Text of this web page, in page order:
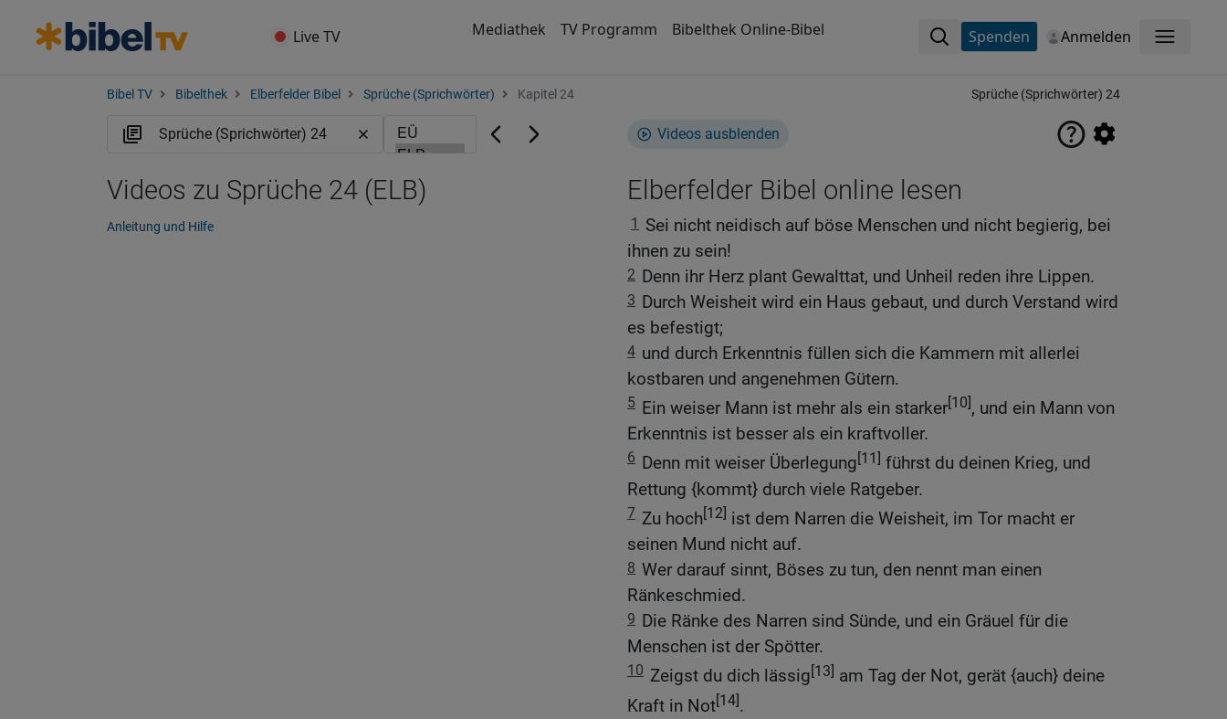
Live TV Mediathek TV Programm Bibelthek Online-Bibel Spenden Anmelden Menü
Bibel TV Bibelthek Elberfelder Bibel Sprüche (Sprichwörter) Kapitel 24 Sprüche (Sprichwörter) 24
Videos ausblenden
Elberfelder Bibel online lesen
1 Sei nicht neidisch auf böse Menschen und nicht begierig, bei
ihnen zu sein!
2 Denn ihr Herz plant Gewalttat, und Unheil reden ihre Lippen.
3 Durch Weisheit wird ein Haus gebaut, und durch Verstand wird
es befestigt;
4 und durch Erkenntnis füllen sich die Kammern mit allerlei
kostbaren und angenehmen Gütern.
5 Ein weiser Mann ist mehr als ein starker[10], und ein Mann von
Erkenntnis ist besser als ein kraftvoller.
6 Denn mit weiser Überlegung[11] führst du deinen Krieg, und
Rettung {kommt} durch viele Ratgeber.
7 Zu hoch[12] ist dem Narren die Weisheit, im Tor macht er
seinen Mund nicht auf.
8 Wer darauf sinnt, Böses zu tun, den nennt man einen
Ränkeschmied.
9 Die Ränke des Narren sind Sünde, und ein Gräuel für die
Menschen ist der Spötter.
10 Zeigst du dich lässig[13] am Tag der Not, gerät {auch} deine
Kraft in Not[14].
Videos zu Sprüche 24 (ELB)
Anleitung und Hilfe